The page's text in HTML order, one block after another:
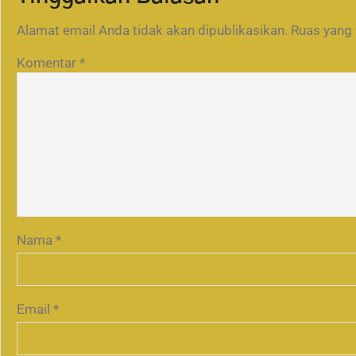
Alamat email Anda tidak akan dipublikasikan. Ruas
Komentar *
Nama *
Email *